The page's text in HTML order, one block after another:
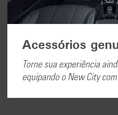
Acessórios
Torne sua experiência
equipando o New City